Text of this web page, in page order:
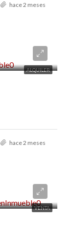
hace 2 meses
ALQUILER
hace 2 meses
VENTA